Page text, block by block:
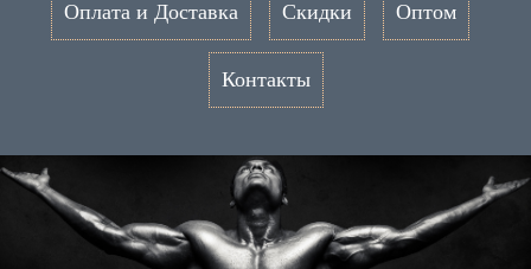
Оплата и Доставка Скидки Оптом
Контакты